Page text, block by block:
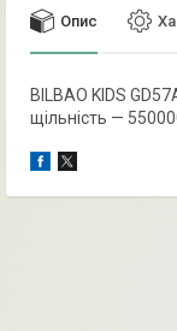
Опис
BILBAO KIDS
щільність —